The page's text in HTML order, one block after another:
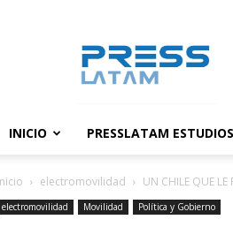
noticias
INICIO PRESSLATAM
electromovilidad UN CHILE QUE LE
electromovilidad Movilidad Política y Gobierno